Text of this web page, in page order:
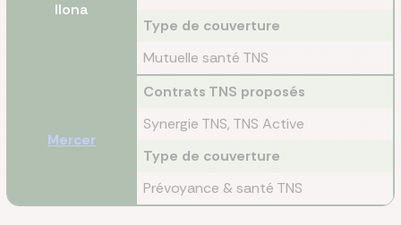
Ilona
Type de couverture
Mutuelle santé TNS
Mercer
Contrats TNS proposés
Synergie TNS, TNS Active
Type de couverture
Prévoyance & santé TNS